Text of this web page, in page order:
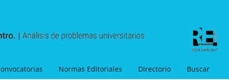
Normas Editoriales Directorio Buscar